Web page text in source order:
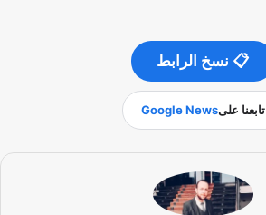
📋 نسخ الرابط
تابعنا علىGoogle News